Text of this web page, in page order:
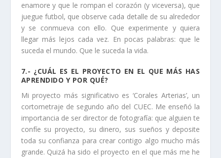
enamore y que le rompan el corazón (y viceversa), que
juegue futbol, que observe cada detalle de su alrededor
y se conmueva con ello. Que experimente y quiera
llegar más lejos cada vez. En pocas palabras: que le
suceda el mundo. Que le suceda la vida.
7.- ¿CUÁL ES EL PROYECTO EN EL QUE MÁS HAS
APRENDIDO Y POR QUÉ?
Mi proyecto más significativo es ‘Corales Arterias’, un
cortometraje de segundo año del CUEC. Me enseñó la
importancia de ser director de fotografía: que alguien te
confíe su proyecto, su dinero, sus sueños y deposite
toda su confianza para crear contigo algo mucho más
grande. Quizá ha sido el proyecto en el que más me he